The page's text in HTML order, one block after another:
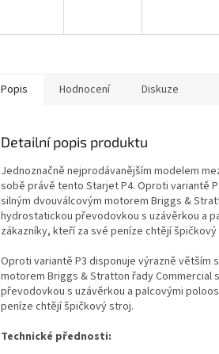
Popis Hodnocení Diskuze
Detailní popis produktu
Jednoznačně nejprodávanějším modelem
sobě právě tento Starjet P4. Oproti variantě
silným dvouválcovým motorem Briggs &
hydrostatickou převodovkou s uzávěrkou a
zákazníky, kteří za své peníze chtějí
Oproti variantě P3 disponuje výrazně větším
motorem Briggs & Stratton řady
převodovkou s uzávěrkou a palcovými
peníze chtějí špičkový stroj.
Technické přednosti: